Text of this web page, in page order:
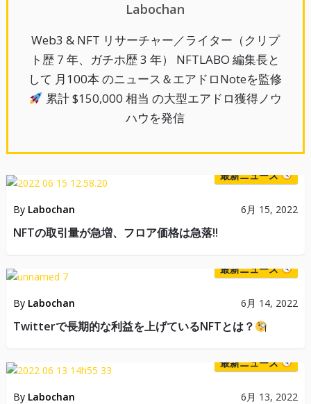
Labochan
Web3 & NFT リサーチャー／ライター（クリプ
ト歴 7 年、ガチホ歴 3 年） NFTLABO 編集長と
して 月100本 のニュース＆エアドロNoteを監修
累計 $150,000 相当 の大型エアドロ獲得ノウ
ハウを発信
最新ニュース
By Labochan 6月 15, 2022
NFTの取引量が急増、フロア価格は急落!!
最新ニュース
By Labochan 6月 14, 2022
Twitterで長期的な利益を上げているNFTとは？
最新ニュース
By Labochan 6月 13, 2022